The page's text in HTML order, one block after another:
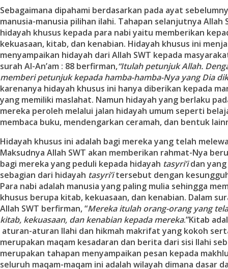
Sebagaimana dipahami berdasarkan pada ayat
manusia-manusia pilihan ilahi. Tahapan selanjutnya Allah
hidayah khusus kepada para nabi yaitu memberikan
kekuasaan, kitab, dan kenabian. Hidayah khusus ini
menyampaikan hidayah dari Allah SWT kepada
surah Al-An’am : 88 berfirman,“Itulah petunjuk Allah.
memberi petunjuk kepada hamba-hamba-Nya yang Dia
karenanya hidayah khusus ini hanya diberikan kepada
yang memiliki maslahat. Namun hidayah yang berlaku
mereka peroleh melalui jalan hidayah umum seperti
membaca buku, mendengarkan ceramah, dan bentuk
Hidayah khusus ini adalah bagi mereka yang telah
Maksudnya Allah SWT akan memberikan rahmat-Nya
bagi mereka yang peduli kepada hidayah tasyri’idan yang
sebagian dari hidayah tasyri’itersebut dengan
Para nabi adalah manusia yang paling mulia sehingga
khusus berupa kitab, kekuasaan, dan kenabian. Dalam
Allah SWT berfirman, “Mereka itulah orang-orang yang
kitab, kekuasaan, dan kenabian kepada mereka.”Kitab
aturan-aturan Ilahi dan hikmah makrifat yang kokoh
merupakan maqam kesadaran dan berita dari sisi Ilahi
merupakan tahapan menyampaikan pesan kepada
seluruh maqam-maqam ini adalah wilayah dimana dasar